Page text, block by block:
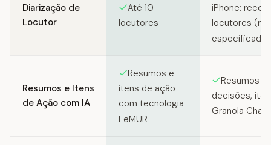
Diarização de
Locutor
Até 10
locutores
iPhone:
locutores
especificado)
Resumos e Itens
de Ação com IA
Resumos e
itens de ação
com tecnologia
LeMUR
Resumos
decisões,
Granola Chat